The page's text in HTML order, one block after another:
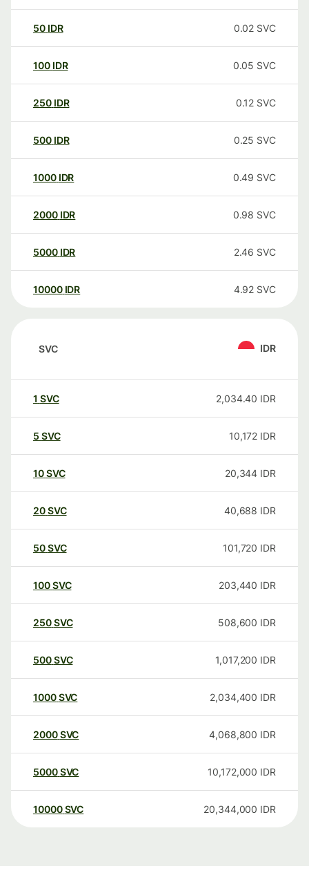
50 IDR 0.02 SVC
100 IDR 0.05 SVC
250 IDR 0.12 SVC
500 IDR 0.25 SVC
1000 IDR 0.49 SVC
2000 IDR 0.98 SVC
5000 IDR 2.46 SVC
10000 IDR 4.92 SVC
SVC IDR
1 SVC 2,034.40 IDR
5 SVC 10,172 IDR
10SVC 20,344 IDR
20SVC 40,688 IDR
50SVC 101,720 IDR
100SVC 203,440 IDR
250SVC 508,600 IDR
500SVC 1,017,200 IDR
1000SVC 2,034,400 IDR
2000SVC 4,068,800 IDR
5000SVC 10,172,000 IDR
10000 SVC 20,344,000 IDR